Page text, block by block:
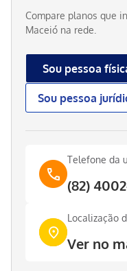
Compare planos que
Maceió na rede.
Sou pessoa
Sou pessoa
Telefone da
(82)
Localização
Ver no